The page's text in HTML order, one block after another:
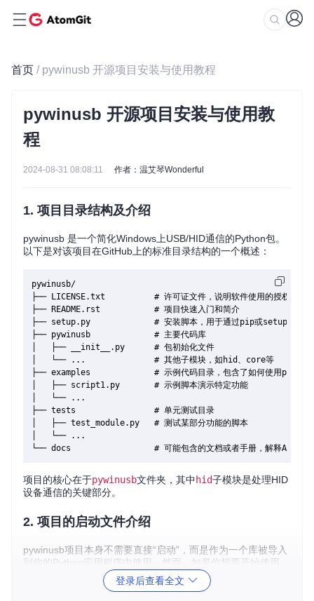
首页 / pywinusb 开源项目安装与使用教程
pywinusb 开源项目安装与使用教
程
2024-08-31 08:08:11 作者：温艾琴Wonderful
1. 项目目录结构及介绍
pywinusb 是一个简化Windows上USB/HID通信的Python包。
以下是对该项目在GitHub上的标准目录结构的一个概述：
pywinusb/
├── LICENSE.txt          # 许可证文件，说明软件使用的授权协议
├── README.rst           # 项目快速入门和简介
├── setup.py             # 安装脚本，用于通过pip或setuptools
├── pywinusb             # 主要代码库
│   ├── __init__.py      # 包初始化文件
│   └── ...              # 其他子模块，如hid、core等
├── examples             # 示例代码目录，包含了如何使用
│   ├── script1.py       # 示例脚本演示特定功能
│   └── ...
├── tests                # 单元测试目录
│   ├── test_module.py   # 测试某部分功能的脚本
│   └── ...
项目的核心在于pywinusb文件夹，其中hid子模块是处理HID
设备通信的关键部分。
2. 项目的启动文件介绍
pywinusb项目本身不需要直接“启动”，而是作为一个库被导入
到你的Python应用程序中使用。然而，如果你想要开始使用
它，首先你需要安装这个库。安装可以通过Python的包管理工
具完成。典型地，通过运行下面的命令来安装：
登录后查看全文